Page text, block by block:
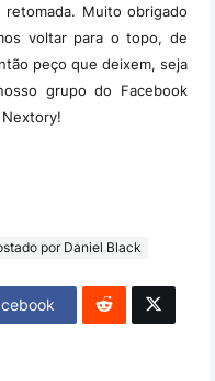
Muito obrigado
voltar para o topo, de
peço que deixem, seja
grupo do Facebook
por Daniel Black